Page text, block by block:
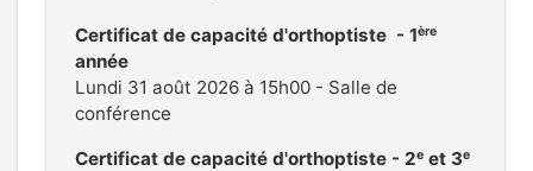
Certificat de capacité d'orthoptiste - 1ère
année
Lundi 31 août 2026 à 15h00 - Salle de
conférence
Certificat de capacité d'orthoptiste - 2e et 3e